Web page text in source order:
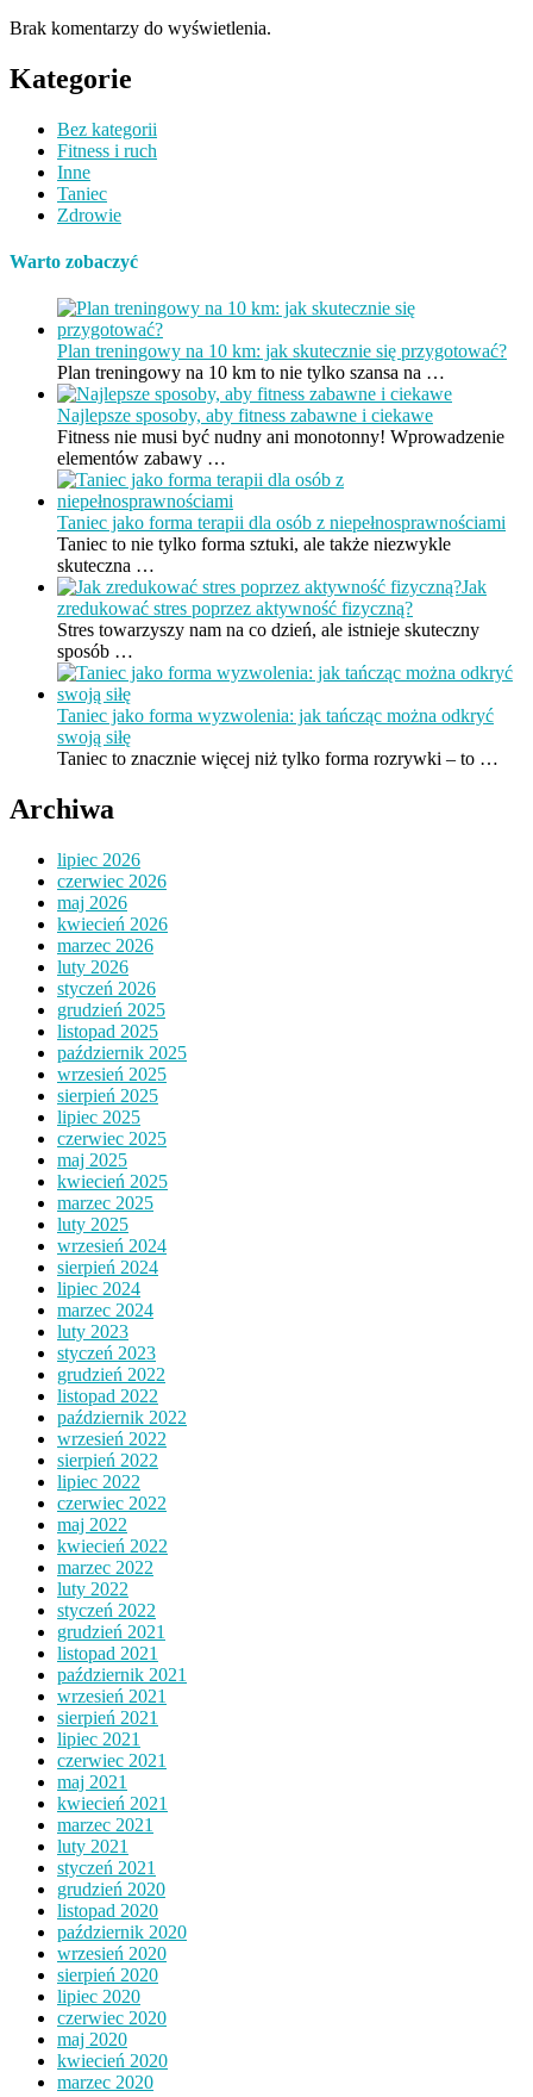
Brak komentarzy do wyświetlenia.
Kategorie
Bez kategorii
Fitness i ruch
Inne
Taniec
Zdrowie
Warto zobaczyć
Plan treningowy na 10 km: jak skutecznie się przygotować?
Plan treningowy na 10 km to nie tylko szansa na …
Najlepsze sposoby, aby fitness zabawne i ciekawe
Fitness nie musi być nudny ani monotonny! Wprowadzenie
elementów zabawy …
Taniec jako forma terapii dla osób z niepełnosprawnościami
Taniec to nie tylko forma sztuki, ale także niezwykle
skuteczna …
Jak
zredukować stres poprzez aktywność fizyczną?
Stres towarzyszy nam na co dzień, ale istnieje skuteczny
sposób …
Taniec jako forma wyzwolenia: jak tańcząc można odkryć
swoją siłę
Taniec to znacznie więcej niż tylko forma rozrywki – to …
Archiwa
lipiec 2026
czerwiec 2026
maj 2026
kwiecień 2026
marzec 2026
luty 2026
styczeń 2026
grudzień 2025
listopad 2025
październik 2025
wrzesień 2025
sierpień 2025
lipiec 2025
czerwiec 2025
maj 2025
kwiecień 2025
marzec 2025
luty 2025
wrzesień 2024
sierpień 2024
lipiec 2024
marzec 2024
luty 2023
styczeń 2023
grudzień 2022
listopad 2022
październik 2022
wrzesień 2022
sierpień 2022
lipiec 2022
czerwiec 2022
maj 2022
kwiecień 2022
marzec 2022
luty 2022
styczeń 2022
grudzień 2021
listopad 2021
październik 2021
wrzesień 2021
sierpień 2021
lipiec 2021
czerwiec 2021
maj 2021
kwiecień 2021
marzec 2021
luty 2021
styczeń 2021
grudzień 2020
listopad 2020
październik 2020
wrzesień 2020
sierpień 2020
lipiec 2020
czerwiec 2020
maj 2020
kwiecień 2020
marzec 2020